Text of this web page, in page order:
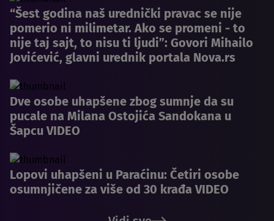
“Šest godina naš urednički pravac se nije
pomerio ni milimetar. Ako se promeni - to
nije taj sajt, to nisu ti ljudi”: Govori Mihailo
Jovićević, glavni urednik portala Nova.rs
Dve osobe uhapšene zbog sumnje da su
pucale na Milana Ostojića Sandokana u
Šapcu VIDEO
Lopovi uhapšeni u Paraćinu: Četiri osobe
osumnjičene za više od 30 krađa VIDEO